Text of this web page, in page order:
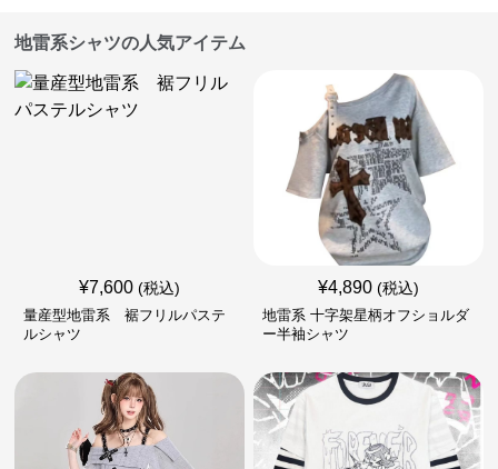
地雷系シャツの人気アイテム
¥7,600 (税込)
量産型地雷系 裾フリルパステ
ルシャツ
¥4,890 (税込)
地雷系 十字架星柄オフショルダ
ー半袖シャツ